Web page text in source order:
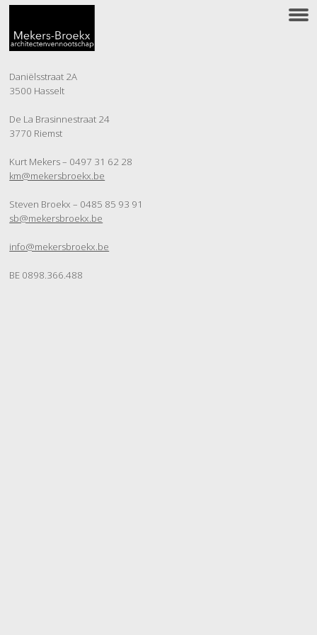
Daniëlsstraat 2A
3500 Hasselt
De La Brasinnestraat 24
3770 Riemst
Kurt Mekers – 0497 31 62 28
km@mekersbroekx.be
Steven Broekx – 0485 85 93 91
sb@mekersbroekx.be
info@mekersbroekx.be
BE 0898.366.488